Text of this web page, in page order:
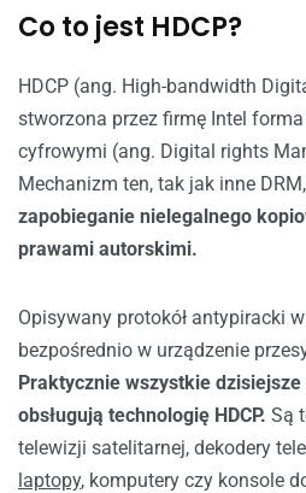
Co to jest HDCP?
HDCP (ang. High-bandwidth
stworzona przez firmę Intel
cyfrowymi (ang. Digital rights
Mechanizm ten, tak jak inne
zapobieganie nielegalnego
prawami autorskimi.
Opisywany protokół antypiracki
bezpośrednio w urządzenie
Praktycznie wszystkie dzisiejsze
obsługują technologię HDCP. Są
telewizji satelitarnej, dekodery
laptopy, komputery czy konsole